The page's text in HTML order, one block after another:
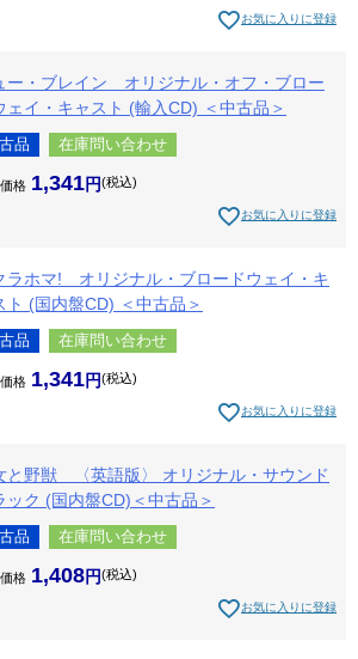
お気に入りに登録
ー・ブレイン オリジナル・オフ・ブロー
ェイ・キャスト (輸入CD) ＜中古品＞
品 在庫問い合わせ
格 1,341 税込
お気に入りに登録
ラホマ! オリジナル・ブロードウェイ・キ
ト (国内盤CD) ＜中古品＞
品 在庫問い合わせ
格 1,341 税込
お気に入りに登録
と野獣 〈英語版〉 オリジナル・サウンド
ック (国内盤CD)＜中古品＞
品 在庫問い合わせ
格 1,408 税込
お気に入りに登録